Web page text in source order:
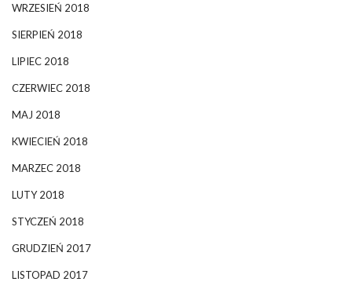
WRZESIEŃ 2018
SIERPIEŃ 2018
LIPIEC 2018
CZERWIEC 2018
MAJ 2018
KWIECIEŃ 2018
MARZEC 2018
LUTY 2018
STYCZEŃ 2018
GRUDZIEŃ 2017
LISTOPAD 2017